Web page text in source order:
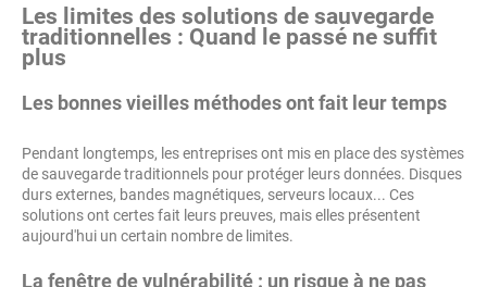
Les limites des solutions de sauvegarde
traditionnelles : Quand le passé ne suffit
plus
Les bonnes vieilles méthodes ont fait leur temps
Pendant longtemps, les entreprises ont mis en place des systèmes
de sauvegarde traditionnels pour protéger leurs données. Disques
durs externes, bandes magnétiques, serveurs locaux... Ces
solutions ont certes fait leurs preuves, mais elles présentent
aujourd'hui un certain nombre de limites.
La fenêtre de vulnérabilité : un risque à ne pas